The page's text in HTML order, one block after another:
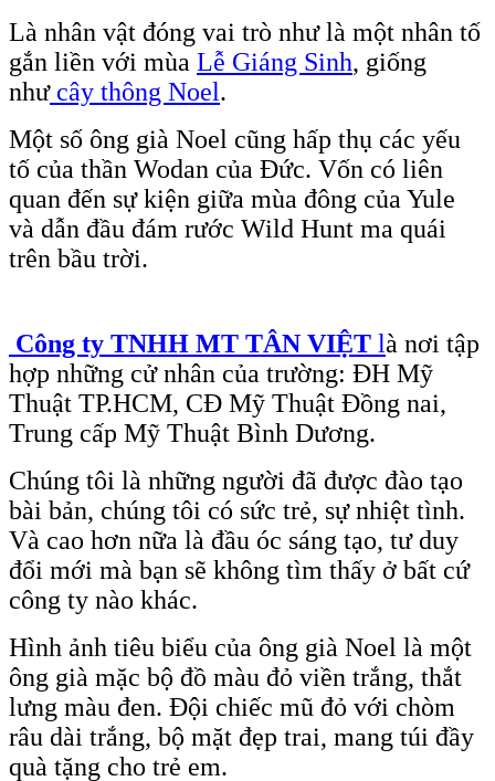
Là nhân vật đóng vai trò như là một nhân tố
gắn liền với mùa Lễ Giáng Sinh, giống
nhưcây thông Noel.
Một số ông già Noel cũng hấp thụ các yếu
tố của thần Wodan của Đức. Vốn có liên
quan đến sự kiện giữa mùa đông của Yule
và dẫn đầu đám rước Wild Hunt ma quái
trên bầu trời.
Công ty TNHH MT TÂN VIỆT là nơi tập
hợp những cử nhân của trường: ĐH Mỹ
Thuật TP.HCM, CĐ Mỹ Thuật Đồng nai,
Trung cấp Mỹ Thuật Bình Dương.
Chúng tôi là những người đã được đào tạo
bài bản, chúng tôi có sức trẻ, sự nhiệt tình.
Và cao hơn nữa là đầu óc sáng tạo, tư duy
đổi mới mà bạn sẽ không tìm thấy ở bất cứ
công ty nào khác.
Hình ảnh tiêu biểu của ông già Noel là một
ông già mặc bộ đồ màu đỏ viền trắng, thắt
lưng màu đen. Đội chiếc mũ đỏ với chòm
râu dài trắng, bộ mặt đẹp trai, mang túi đầy
quà tặng cho trẻ em.